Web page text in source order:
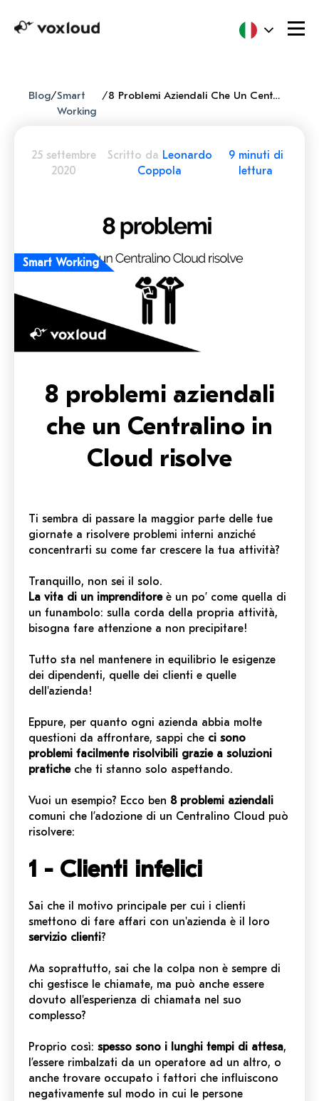
Blog/Smart
Working
/ 8 Problemi Aziendali Che Un Centralino In Cloud Risolve
25 settembre
2020
Scritto da Leonardo
Coppola
9 minuti di
lettura
Smart Working
8 problemi aziendali
che un Centralino in
Cloud risolve
Ti sembra di passare la maggior parte delle tue
giornate a risolvere problemi interni anziché
concentrarti su come far crescere la tua attività?
Tranquillo, non sei il solo.
La vita di un imprenditoreè un po’ come quella di
un funambolo: sulla corda della propria attività,
bisogna fare attenzione a non precipitare!
Tutto sta nel mantenere in equilibrio le esigenze
dei dipendenti, quelle dei clienti e quelle
dell'azienda!
Eppure, per quanto ogni azienda abbia molte
questioni da affrontare, sappi che ci sono
problemi facilmente risolvibili grazie a soluzioni
pratiche che ti stanno solo aspettando.
Vuoi un esempio? Ecco ben 8 problemi aziendali
comuni che l’adozione di un Centralino Cloud può
risolvere:
1 - Clienti infelici
Sai che il motivo principale per cui i clienti
smettono di fare affari con un'azienda è il loro
servizio clienti?
Ma soprattutto, sai che la colpa non è sempre di
chi gestisce le chiamate, ma può anche essere
dovuto all'esperienza di chiamata nel suo
complesso?
Proprio così: spesso sono i lunghi tempi di attesa,
l’essere rimbalzati da un operatore ad un altro, o
anche trovare occupato i fattori che influiscono
negativamente sul modo in cui le persone